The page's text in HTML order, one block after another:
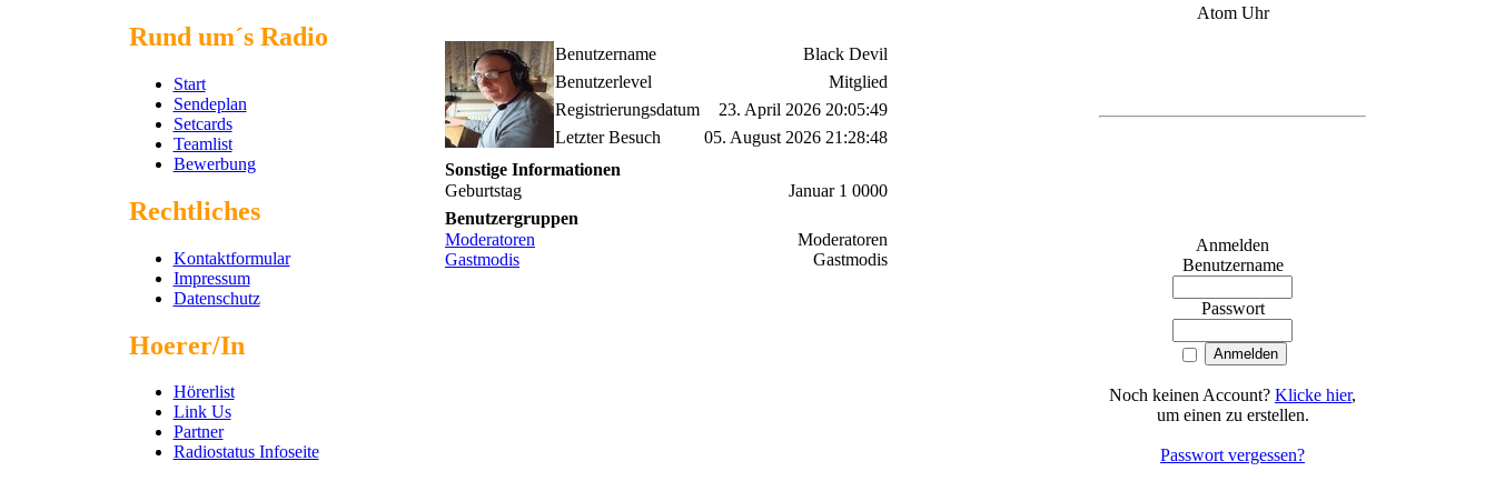
Rund um´s Radio
Start
Sendeplan
Setcards
Teamlist
Bewerbung
Rechtliches
Kontaktformular
Impressum
Datenschutz
Hoerer/In
Hörerlist
Link Us
Partner
Radiostatus Infoseite
Benutzername
Black Devil
Benutzerlevel
Mitglied
Registrierungsdatum
23. April 2026 20:05:49
Letzter Besuch
05. August 2026 21:28:48
Sonstige Informationen
Geburtstag
Januar 1 0000
Benutzergruppen
Moderatoren
Moderatoren
Gastmodis
Gastmodis
Atom Uhr
Anmelden
Benutzername
Passwort
Noch keinen Account? Klicke hier,
um einen zu erstellen.
Passwort vergessen?